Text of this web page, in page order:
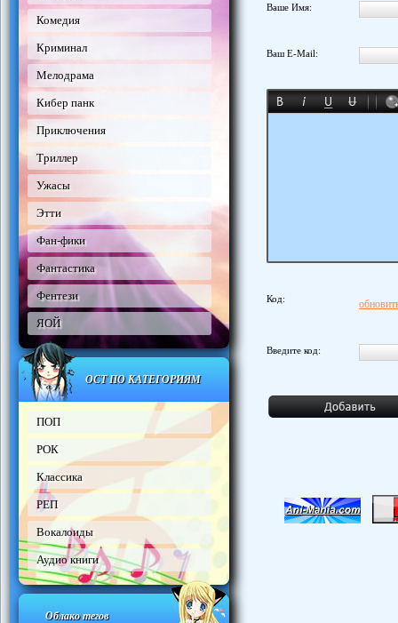
Комедия
Криминал
Мелодрама
Кибер панк
Приключения
Триллер
Ужасы
Этти
Фан-фики
Фантастика
Фентези
ЯОЙ
ОСТ ПО КАТЕГОРИЯМ
ПОП
РОК
Классика
РЕП
Вокалоиды
Аудио книги
Облако тегов
Ваше Имя:
Ваш E-Mail:
Код:
Введите код: